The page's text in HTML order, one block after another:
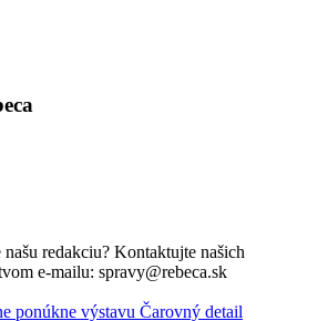
redakciu? Kontaktujte našich
e-mailu: spravy@rebeca.sk
ponúkne výstavu Čarovný detail